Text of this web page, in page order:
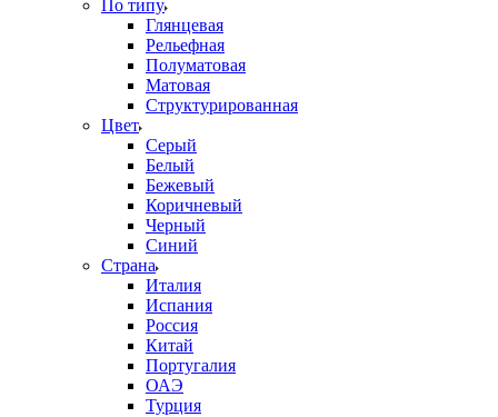
По типу
Глянцевая
Рельефная
Полуматовая
Матовая
Структурированная
Цвет
Серый
Белый
Бежевый
Коричневый
Черный
Синий
Страна
Италия
Испания
Россия
Китай
Португалия
ОАЭ
Турция